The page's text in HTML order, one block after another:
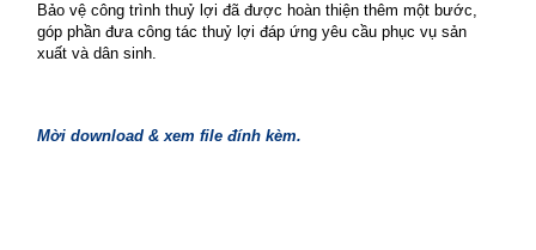
Bảo vệ công trình thuỷ lợi đã được hoàn thiện thêm một bước,
góp phần đưa công tác thuỷ lợi đáp ứng yêu cầu phục vụ sản
xuất và dân sinh.
Mời download & xem file đính kèm.